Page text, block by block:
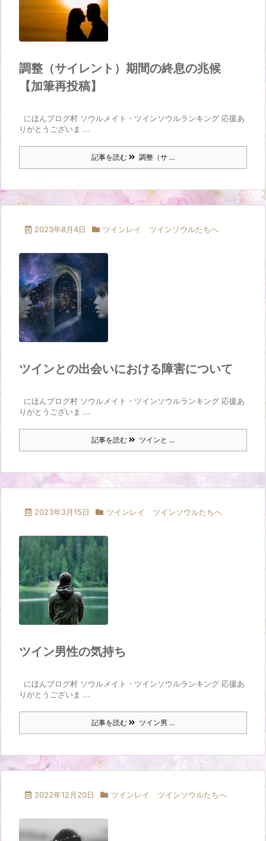
調整（サイレント）期間の終息の兆候
【加筆再投稿】
にほんブログ村 ソウルメイト・ツインソウルランキング 応援あ
りがとうございま ...
記事を読む 調整（サ ...
2023年8月4日 ツインレイ ツインソウルたちへ
ツインとの出会いにおける障害について
にほんブログ村 ソウルメイト・ツインソウルランキング 応援あ
りがとうございま ...
記事を読む ツインと ...
2023年3月15日 ツインレイ ツインソウルたちへ
ツイン男性の気持ち
にほんブログ村 ソウルメイト・ツインソウルランキング 応援あ
りがとうございま ...
記事を読む ツイン男 ...
2022年12月20日 ツインレイ ツインソウルたちへ